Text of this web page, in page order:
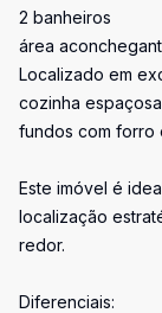
2 banheiros
área
Localizado em
cozinha
fundos com forro
Este imóvel é
localização
redor.
Diferenciais: